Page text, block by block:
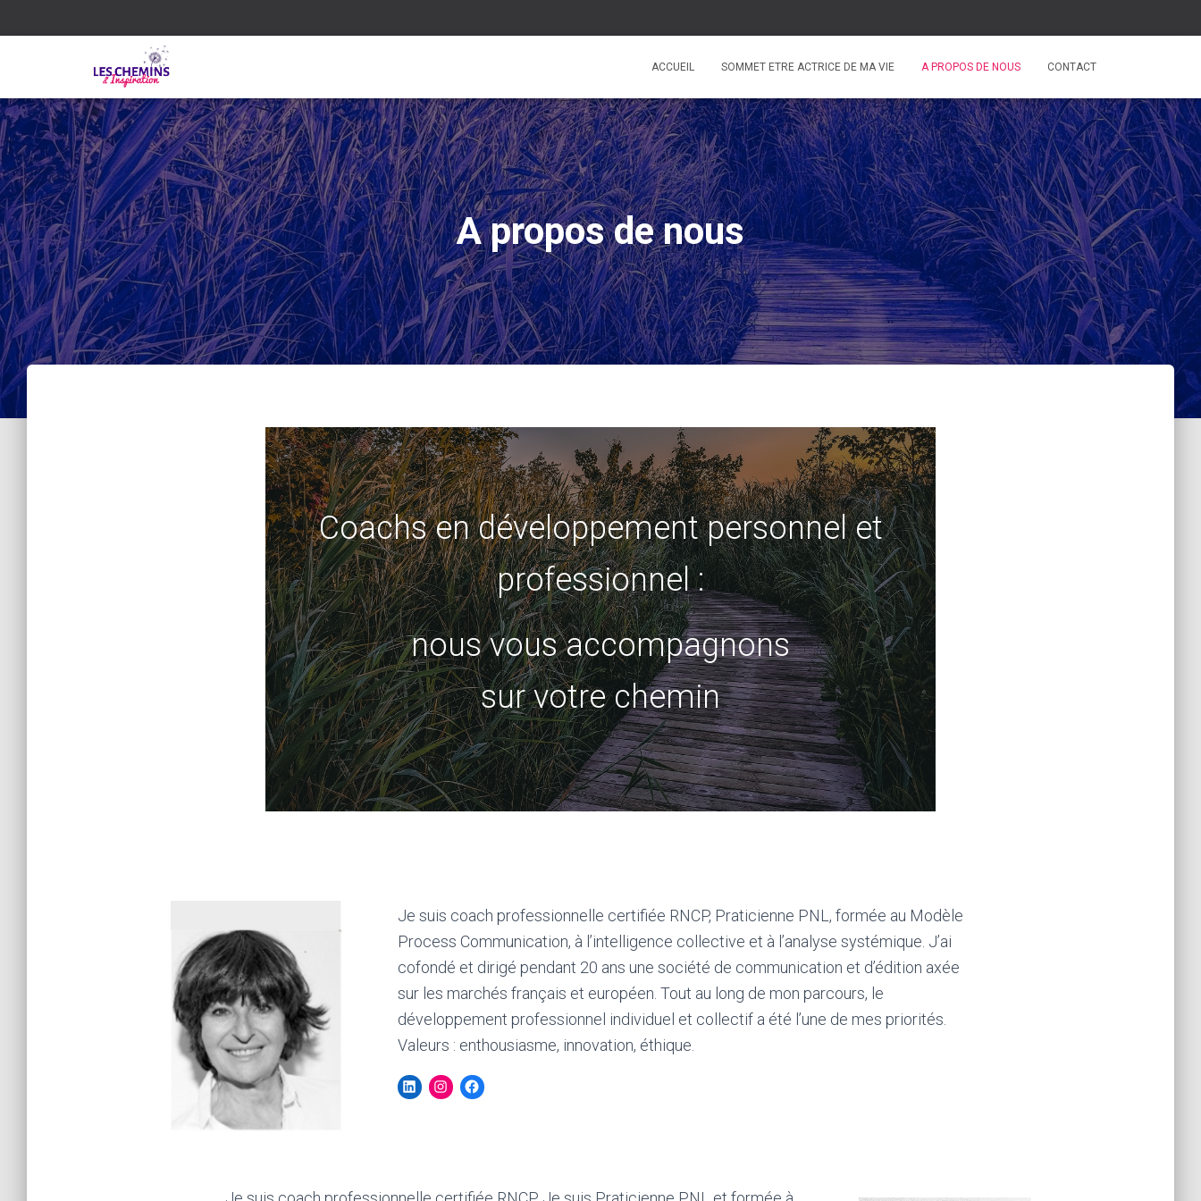
ACCUEIL SOMMET ETRE ACTRICE DE MA VIE A PROPOS DE NOUS CONTACT
A propos de nous
Coachs en développement personnel et
professionnel :
nous vous accompagnons
sur votre chemin
Je suis coach professionnelle certifiée RNCP, Praticienne PNL, formée au Modèle
Process Communication, à l’intelligence collective et à l’analyse systémique. J’ai
cofondé et dirigé pendant 20 ans une société de communication et d’édition axée
sur les marchés français et européen. Tout au long de mon parcours, le
développement professionnel individuel et collectif a été l’une de mes priorités.
Valeurs : enthousiasme, innovation, éthique.